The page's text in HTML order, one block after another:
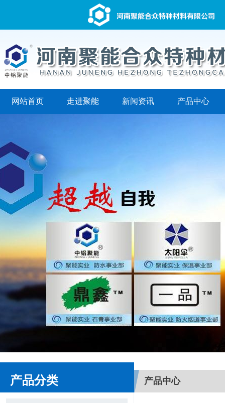
网站首页 走进聚能 新闻资讯 产品中心
产品分类 产品中心